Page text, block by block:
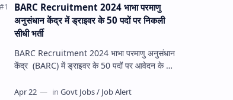
BARC Recruitment 2024 भाभा परमाणु
अनुसंधान केंद्र में ड्राइवर के 50 पदों पर निकली
सीधी भर्ती
BARC Recruitment 2024 भाभा परमाणु अनुसंधान
केंद्र (BARC) में ड्राइवर के 50 पदों पर आवेदन के लिए
आधिकारिक वे…